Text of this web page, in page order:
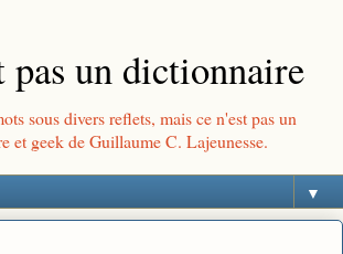
pas un dictionnaire
sous divers reflets, mais ce n'est pas un
et geek de Guillaume C. Lajeunesse.
▼